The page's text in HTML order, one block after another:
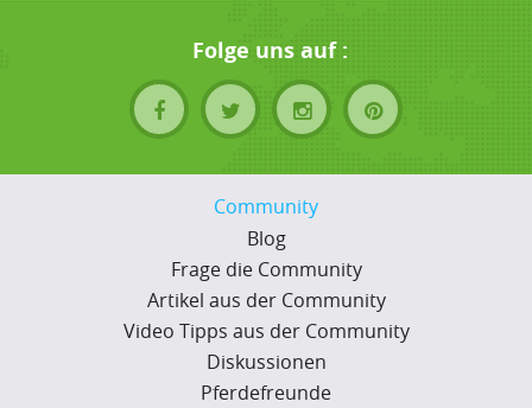
Folge uns auf :
Community
Blog
Frage die Community
Artikel aus der Community
Video Tipps aus der Community
Diskussionen
Pferdefreunde